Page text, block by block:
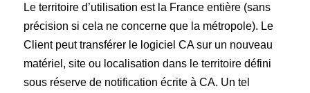
Le territoire d’utilisation est la France entière (sans
précision si cela ne concerne que la métropole). Le
Client peut transférer le logiciel CA sur un nouveau
matériel, site ou localisation dans le territoire défini
sous réserve de notification écrite à CA. Un tel